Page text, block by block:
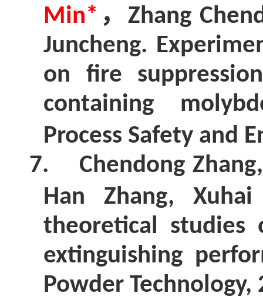
Min* ，Zhang
Juncheng.
on fire
containing
Process Safety and
7.
Chendong
Han Zhang,
theoretical
extinguishing
Powder Technology,